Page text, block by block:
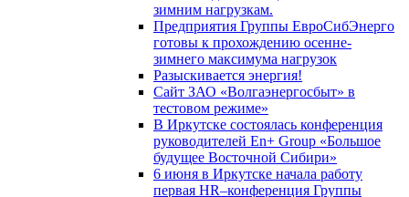
зимним нагрузкам.
Предприятия Группы ЕвроСибЭнерго
готовы к прохождению осенне-
зимнего максимума нагрузок
Разыскивается энергия!
Сайт ЗАО «Волгаэнергосбыт» в
тестовом режиме»
В Иркутске состоялась конференция
руководителей En+ Group «Большое
будущее Восточной Сибири»
6 июня в Иркутске начала работу
первая HR–конференция Группы